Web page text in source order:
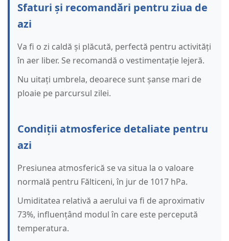
Sfaturi și recomandări pentru ziua de
azi
Va fi o zi caldă și plăcută, perfectă pentru activități
în aer liber. Se recomandă o vestimentație lejeră.
Nu uitați umbrela, deoarece sunt șanse mari de
ploaie pe parcursul zilei.
Condiții atmosferice detaliate pentru
azi
Presiunea atmosferică se va situa la o valoare
normală pentru Fălticeni, în jur de 1017 hPa.
Umiditatea relativă a aerului va fi de aproximativ
73%, influențând modul în care este percepută
temperatura.